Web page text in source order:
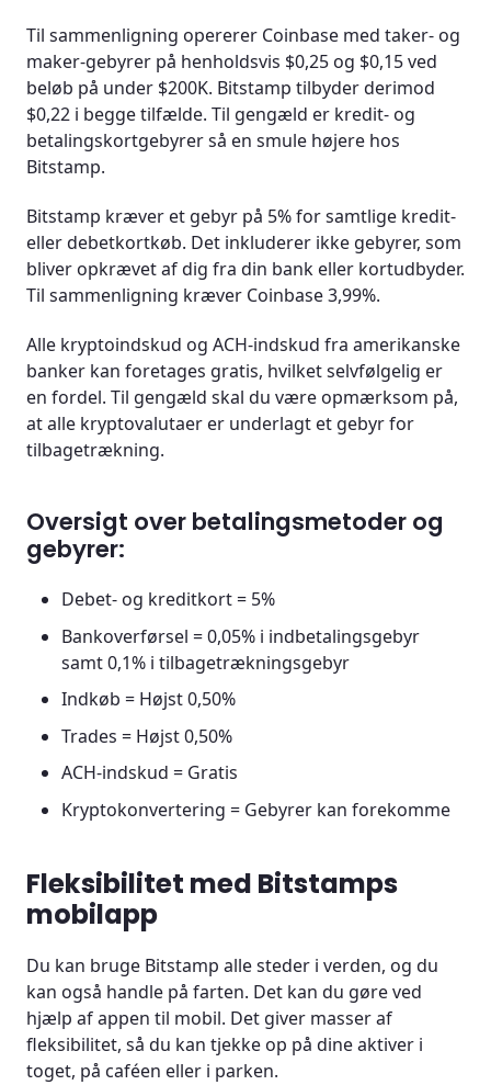
Til sammenligning opererer Coinbase med taker- og
maker-gebyrer på henholdsvis $0,25 og $0,15 ved
beløb på under $200K. Bitstamp tilbyder derimod
$0,22 i begge tilfælde. Til gengæld er kredit- og
betalingskortgebyrer så en smule højere hos
Bitstamp.
Bitstamp kræver et gebyr på 5% for samtlige kredit-
eller debetkortkøb. Det inkluderer ikke gebyrer, som
bliver opkrævet af dig fra din bank eller kortudbyder.
Til sammenligning kræver Coinbase 3,99%.
Alle kryptoindskud og ACH-indskud fra amerikanske
banker kan foretages gratis, hvilket selvfølgelig er
en fordel. Til gengæld skal du være opmærksom på,
at alle kryptovalutaer er underlagt et gebyr for
tilbagetrækning.
Oversigt over betalingsmetoder og
gebyrer:
Debet- og kreditkort = 5%
Bankoverførsel = 0,05% i indbetalingsgebyr
samt 0,1% i tilbagetrækningsgebyr
Indkøb = Højst 0,50%
Trades = Højst 0,50%
ACH-indskud = Gratis
Kryptokonvertering = Gebyrer kan forekomme
Fleksibilitet med Bitstamps
mobilapp
Du kan bruge Bitstamp alle steder i verden, og du
kan også handle på farten. Det kan du gøre ved
hjælp af appen til mobil. Det giver masser af
fleksibilitet, så du kan tjekke op på dine aktiver i
toget, på caféen eller i parken.